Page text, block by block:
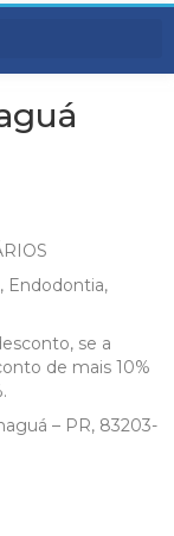
Endodontia,
se a
de mais 10%
– PR, 83203-